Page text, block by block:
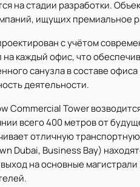
на стадии разработки.
ищущих премиальное
с учётом
на каждый офис, что
санузла в составе
деятельности.
Commercial Tower
всего 400 метров от
отличную
Dubai, Business Bay)
на основные